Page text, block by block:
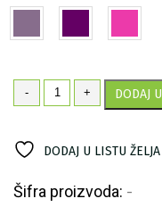
-
Veštački
viseći
količina
+ DODAJ
DODAJ U LISTU ŽELJA
Šifra proizvoda: -